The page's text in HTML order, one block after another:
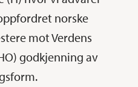
norske
mot Verdens
godkjenning av